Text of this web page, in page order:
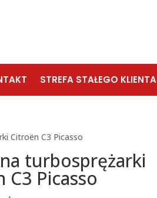
STREFA STAŁEGO KLIENTA
Citroën C3 Picasso
turbosprężarki
C3 Picasso